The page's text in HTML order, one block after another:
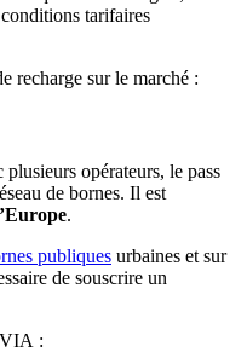
tarifaires
recharge sur le marché :
plusieurs opérateurs, le pass
de bornes. Il est
.
publiques urbaines et sur
de souscrire un
: